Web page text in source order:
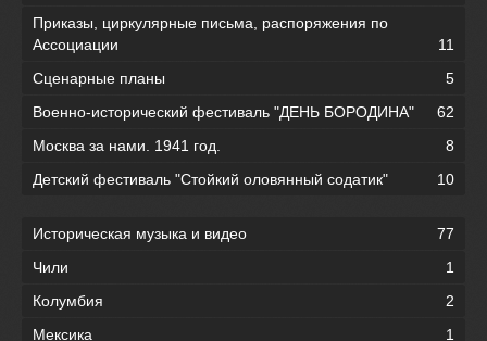
Приказы, циркулярные письма, распоряжения по
Ассоциации
11
Сценарные планы
5
Военно-исторический фестиваль "ДЕНЬ БОРОДИНА"
62
Москва за нами. 1941 год.
8
Детский фестиваль "Стойкий оловянный содатик"
10
Историческая музыка и видео
77
Чили
1
Колумбия
2
Мексика
1